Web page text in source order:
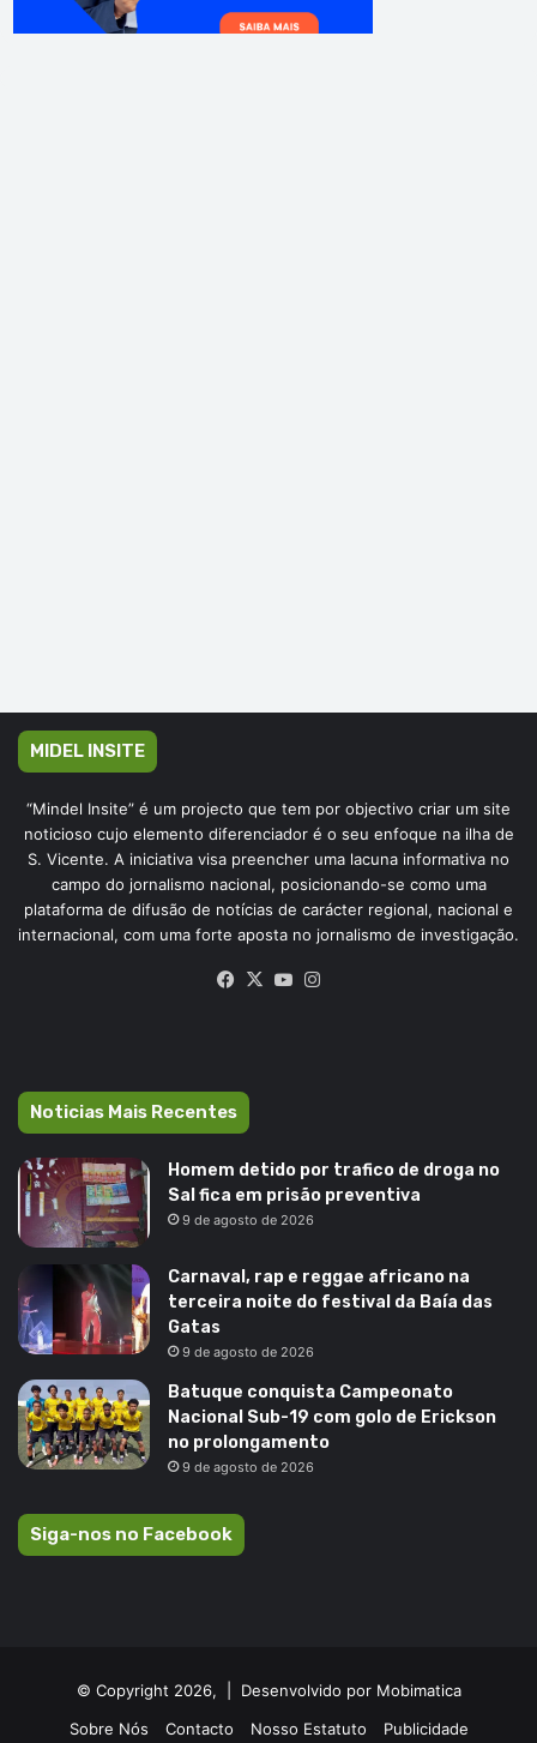
MIDEL INSITE
“Mindel Insite” é um projecto que tem por objectivo criar um site
noticioso cujo elemento diferenciador é o seu enfoque na ilha de
S. Vicente. A iniciativa visa preencher uma lacuna informativa no
campo do jornalismo nacional, posicionando-se como uma
plataforma de difusão de notícias de carácter regional, nacional e
internacional, com uma forte aposta no jornalismo de investigação.
Facebook
X YouTube
Noticias Mais Recentes
Homem detido por trafico de droga no
Sal fica em prisão preventiva
9 de agosto de 2026
Carnaval, rap e reggae africano na
terceira noite do festival da Baía das
Gatas
9 de agosto de 2026
Batuque conquista Campeonato
Nacional Sub-19 com golo de Erickson
no prolongamento
9 de agosto de 2026
Siga-nos no Facebook
© Copyright 2026, | Desenvolvido por Mobimatica
Sobre Nós
Contacto Nosso Estatuto Publicidade